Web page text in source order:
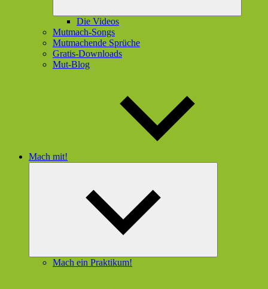
Die Videos
Mutmach-Songs
Mutmachende Sprüche
Gratis-Downloads
Mut-Blog
Mach mit!
Mach ein Praktikum!